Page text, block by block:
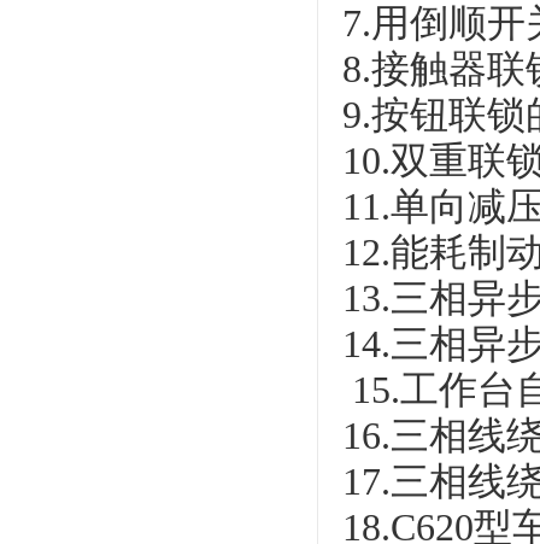
7.用倒顺
8.接触器
9.按钮联
10.双重联
11.单向减
12.能耗制
13.三相异
14.三相异
15.工作台
16.三相线
17.三相线
18.C620型